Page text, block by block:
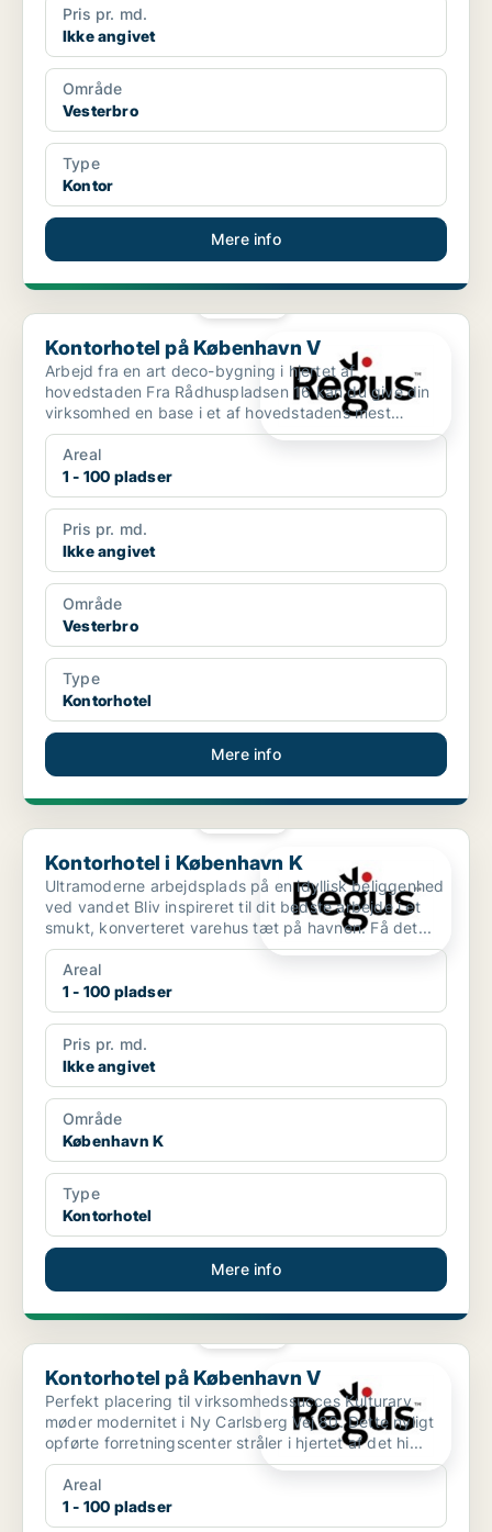
Pris pr. md.
Ikke angivet
Område
Vesterbro
Type
Kontor
Mere info
Kontorhotel på København V
Kontorhotel på København V
Arbejd fra en art deco-bygning i hjertet af
hovedstaden Fra Rådhuspladsen 16 kan du give din
virksomhed en base i et af hovedstadens mest
berømte bygninger....
Areal
1 - 100 pladser
Pris pr. md.
Ikke angivet
Område
Vesterbro
Type
Kontorhotel
Mere info
Kontorhotel i København K
Kontorhotel i København K
Ultramoderne arbejdsplads på en idyllisk beliggenhed
ved vandet Bliv inspireret til dit bedste arbejde i et
smukt, konverteret varehus tæt på havnen. Få det...
Areal
1 - 100 pladser
Pris pr. md.
Ikke angivet
Område
København K
Type
Kontorhotel
Mere info
Kontorhotel på København V
Kontorhotel på København V
Perfekt placering til virksomhedssucces Kulturarv
møder modernitet i Ny Carlsberg Vej 80. Dette nyligt
opførte forretningscenter stråler i hjertet af det hi...
Areal
1 - 100 pladser